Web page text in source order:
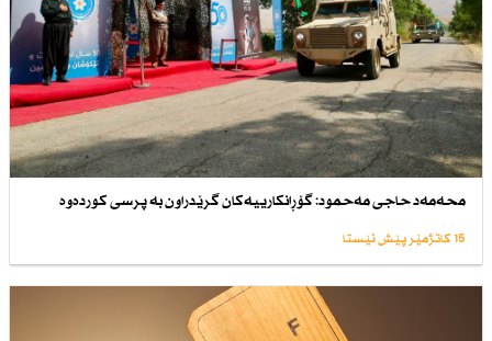
محەمەد حاجی مەحمود: گۆڕانكارییەكان گرێدراون بە پرسی كوردەوە
15 کاتژمێر پێش ئێستا